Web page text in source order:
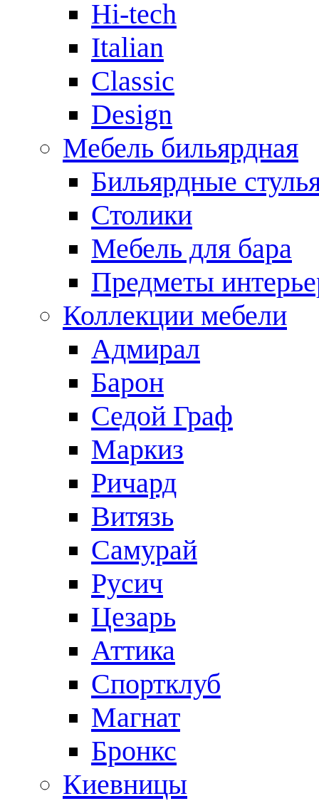
Hi-tech
Italian
Сlassic
Design
Мебель бильярдная
Бильярдные
Столики
Мебель для бара
Предметы
Коллекции мебели
Адмирал
Барон
Седой Граф
Маркиз
Ричард
Витязь
Самурай
Русич
Цезарь
Аттика
Спортклуб
Магнат
Бронкс
Киевницы